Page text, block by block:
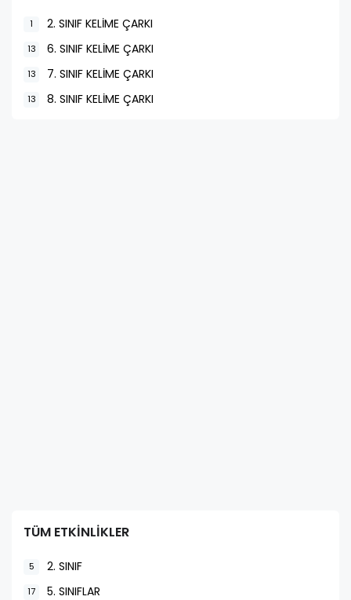
1 2. SINIF KELİME ÇARKI
13 6. SINIF KELİME ÇARKI
13 7. SINIF KELİME ÇARKI
13 8. SINIF KELİME ÇARKI
TÜM ETKİNLİKLER
5 2. SINIF
17 5. SINIFLAR